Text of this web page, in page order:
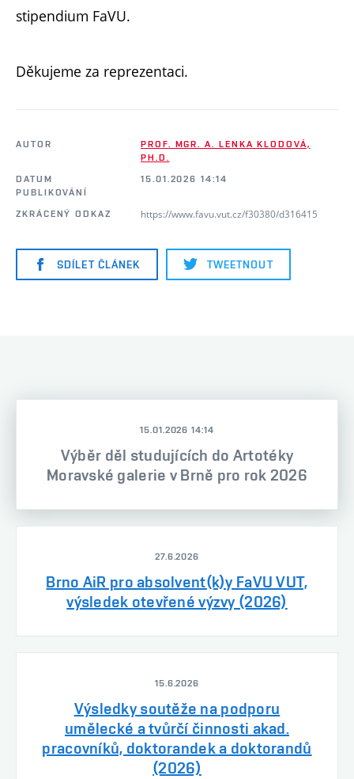
stipendium FaVU.
Děkujeme za reprezentaci.
AUTOR
PROF. MGR. A. LENKA KLODOVÁ,
PH.D.
DATUM
PUBLIKOVÁNÍ
15.01.2026 14:14
ZKRÁCENÝ ODKAZ https://www.favu.vut.cz/f30380/d316415
SDÍLET ČLÁNEK TWEETNOUT
15.01.2026 14:14
Výběr děl studujících do Artotéky
Moravské galerie v Brně pro rok 2026
27.6.2026
Brno AiR pro absolvent(k)y FaVU VUT,
výsledek otevřené výzvy (2026)
15.6.2026
Výsledky soutěže na podporu
umělecké a tvůrčí činnosti akad.
pracovníků, doktorandek a doktorandů
(2026)